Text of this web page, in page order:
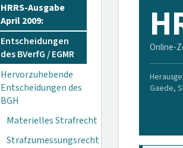
HRRS-Ausgabe
April 2009:
Entscheidungen
des BVerfG / EGMR
Hervorzuhebende
Entscheidungen des
BGH
Materielles Strafrecht
Strafzumessungsrecht
Online-
Gaede,